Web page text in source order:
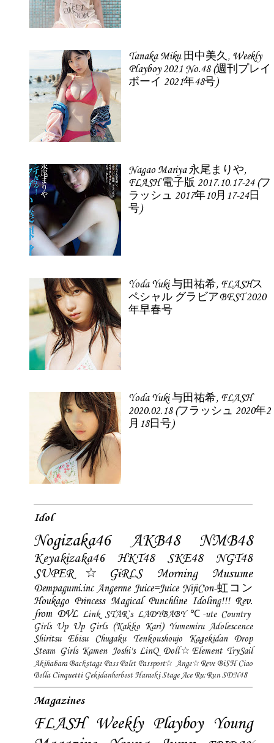
Tanaka Miku 田中美久, Weekly
Playboy 2021 No.48 (週刊プレイ
ボーイ 2021年48号)
Nagao Mariya 永尾まりや,
FLASH 電子版 2017.10.17-24 (フ
ラッシュ 2017年10月17-24日
号)
Yoda Yuki 与田祐希, FLASHス
ペシャル グラビアBEST 2020
年早春号
Yoda Yuki 与田祐希, FLASH
2020.02.18 (フラッシュ 2020年2
月18日号)
Idol
Nogizaka46 AKB48 NMB48
Keyakizaka46 HKT48 SKE48
NGT48
SUPER☆GiRLS
Morning Musume
Dempagumi.inc Angerme Juice=Juice NijiCon-虹コン
Houkago Princess Magical Punchline Idoling!!! Rev.
from DVL Link STAR`s LADYBABY ℃-ute Country
Girls Up Up Girls (Kakko Kari) Yumemiru Adolescence
Shiritsu Ebisu Chugaku
Tenkoushoujo Kagekidan
Drop
Steam Girls Kamen Joshi's LinQ Doll☆Element TrySail
Akihabara Backstage Pass Palet Passport☆ Ange☆Reve BiSH Ciao
Bella Cinquetti Gekidanherbest Haraeki Stage Ace Ru:Run SDN48
Magazines
FLASH Weekly Playboy Young